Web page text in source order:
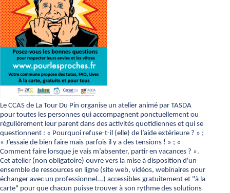
Le CCAS de La Tour Du Pin organise un atelier animé par TASDA
pour toutes les personnes qui accompagnent ponctuellement ou
régulièrement leur parent dans des activités quotidiennes et qui se
questionnent : « Pourquoi refuse-t-il (elle) de l’aide extérieure ? » ;
« J’essaie de bien faire mais parfois il y a des tensions ! » ; «
Comment faire lorsque je vais m’absenter, partir en vacances ? ».
Cet atelier (non obligatoire) ouvre vers la mise à disposition d'un
ensemble de ressources en ligne (site web, vidéos, webinaires pour
échanger avec un professionnel...) accessibles gratuitement et "à la
carte" pour que chacun puisse trouver à son rythme des solutions